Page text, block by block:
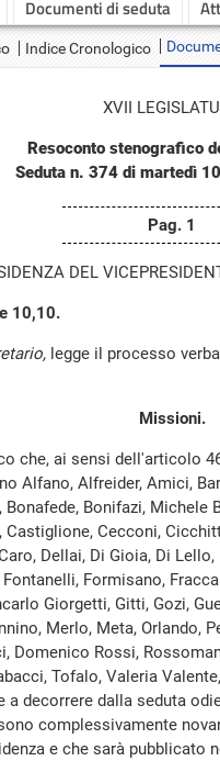
Documenti di seduta
Indice Cronologico
XVII
Resoconto stenografico
Seduta n. 374 di martedì
Pag. 1
DEL
10,10.
legge il processo
Missioni.
che, ai sensi dell'articolo
Alfano, Alfreider, Amici,
Bonifazi, Michele
Castiglione, Cecconi,
Dellai, Di Gioia, Di
Formisano,
Giorgetti, Gitti, Gozi,
Merlo, Meta, Orlando,
Domenico Rossi,
Tofalo, Valeria
decorrere dalla seduta
complessivamente
e che sarà pubblicato